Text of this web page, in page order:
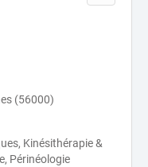
(56000)
Kinésithérapie &
Périnéologie